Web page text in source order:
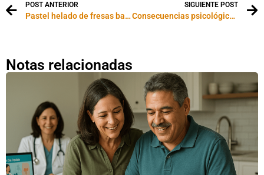
POST ANTERIOR
Pastel helado de fresas bajas calorías
SIGUIENTE POST
Consecuencias psicológicas de la obesidad
Notas relacionadas